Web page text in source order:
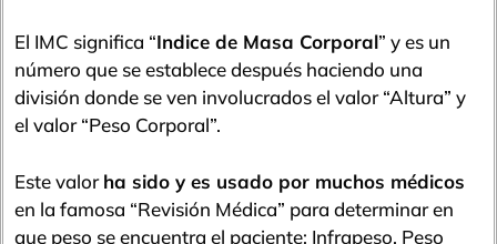
El IMC significa “Indice de Masa Corporal” y es un
número que se establece después haciendo una
división donde se ven involucrados el valor “Altura” y
el valor “Peso Corporal”.
Este valorha sido y es usado por muchos médicos
en la famosa “Revisión Médica” para determinar en
que peso se encuentra el paciente: Infrapeso, Peso